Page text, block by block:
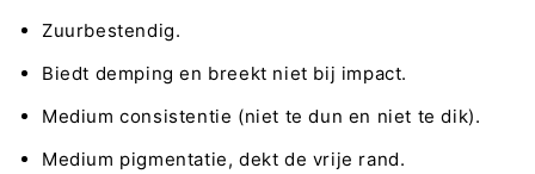
Zuurbestendig.
Biedt demping en breekt niet bij impact.
Medium consistentie (niet te dun en niet te dik).
Medium pigmentatie, dekt de vrije rand.